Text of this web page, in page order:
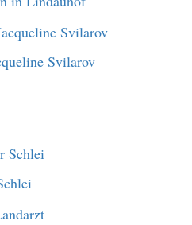
Svilarov